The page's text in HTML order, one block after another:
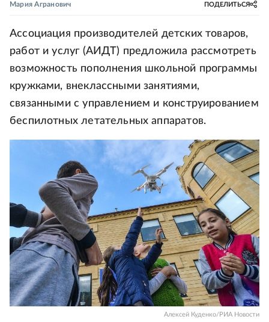
Мария Агранович ПОДЕЛИТЬСЯ
Ассоциация производителей детских товаров,
работ и услуг (АИДТ) предложила рассмотреть
возможность пополнения школьной программы
кружками, внеклассными занятиями,
связанными с управлением и конструированием
беспилотных летательных аппаратов.
Алексей Куденко/РИА Новости